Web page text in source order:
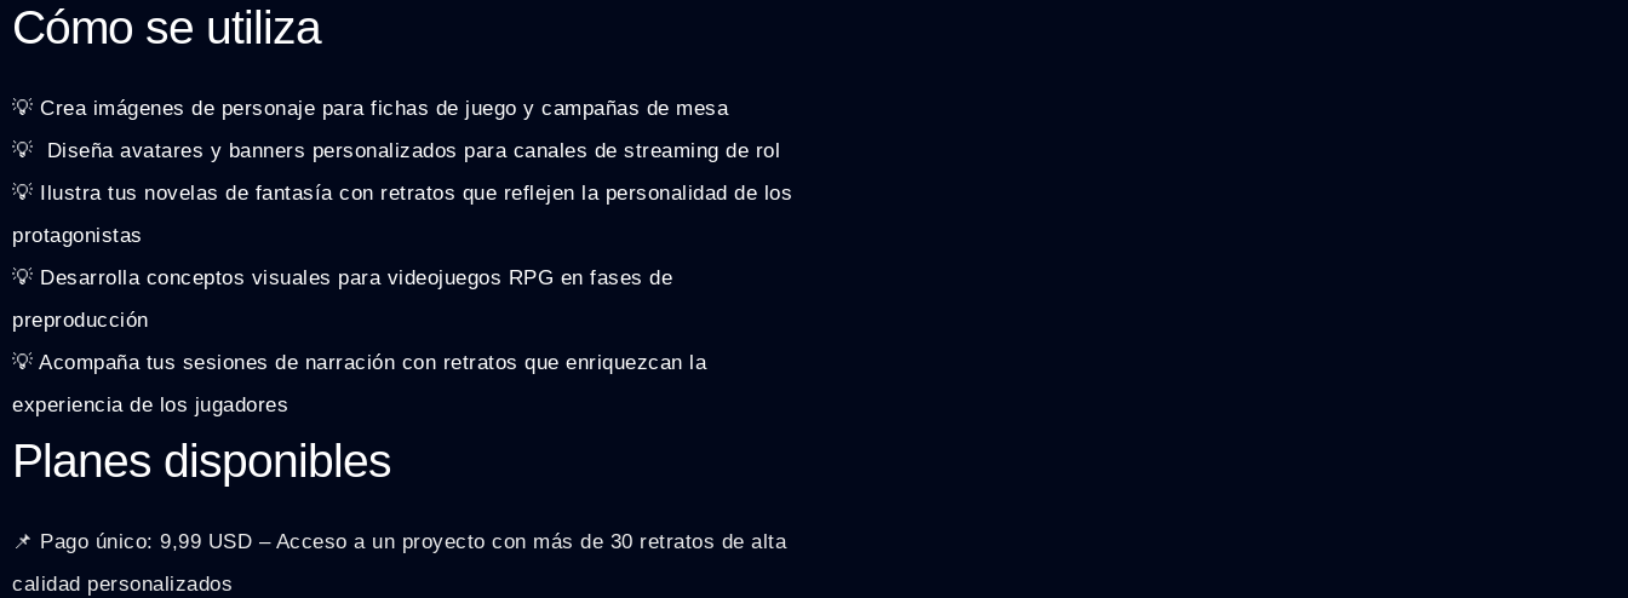
Cómo se utiliza
💡 Crea imágenes de personaje para fichas de juego y campañas de mesa
💡 ️ Diseña avatares y banners personalizados para canales de streaming de rol
💡 Ilustra tus novelas de fantasía con retratos que reflejen la personalidad de los
protagonistas
💡 Desarrolla conceptos visuales para videojuegos RPG en fases de
preproducción
💡 Acompaña tus sesiones de narración con retratos que enriquezcan la
experiencia de los jugadores
Planes disponibles
📌 Pago único: 9,99 USD – Acceso a un proyecto con más de 30 retratos de alta
calidad personalizados